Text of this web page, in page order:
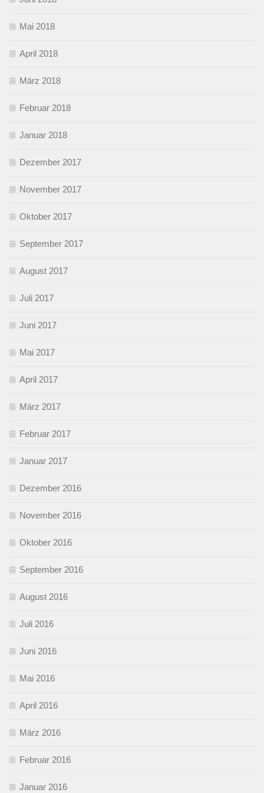
Mai 2018
April 2018
März 2018
Februar 2018
Januar 2018
Dezember 2017
November 2017
Oktober 2017
September 2017
August 2017
Juli 2017
Juni 2017
Mai 2017
April 2017
März 2017
Februar 2017
Januar 2017
Dezember 2016
November 2016
Oktober 2016
September 2016
August 2016
Juli 2016
Juni 2016
Mai 2016
April 2016
März 2016
Februar 2016
Januar 2016